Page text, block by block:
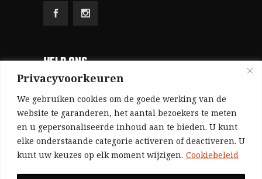
Privacyvoorkeuren
We gebruiken cookies om de goede werking van de
website te garanderen, het aantal bezoekers te meten
en u gepersonaliseerde inhoud aan te bieden. U kunt
elke onderstaande categorie activeren of deactiveren. U
kunt uw keuzes op elk moment wijzigen. Cookiebeleid
HELP ONS
Aangezien we volledig zelf gefinancierd zijn
(zonder subsidies, zonder commerciële
advertenties en zonder rijke sponsors), zijn we
voor de publicatie van ons tijdschrift uitsluitend
afhankelijk van de financiële steun van onze